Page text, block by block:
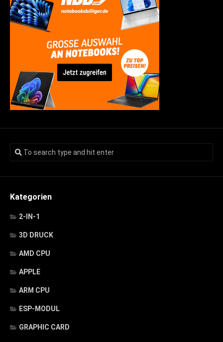
Kategorien
2-IN-1
3D DRUCK
AMD CPU
APPLE
ARM CPU
ESP-MODUL
GRAPHIC CARD